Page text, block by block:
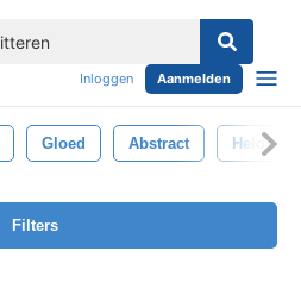
Inloggen Aanmelden
Gloed Abstract Helder
Filters